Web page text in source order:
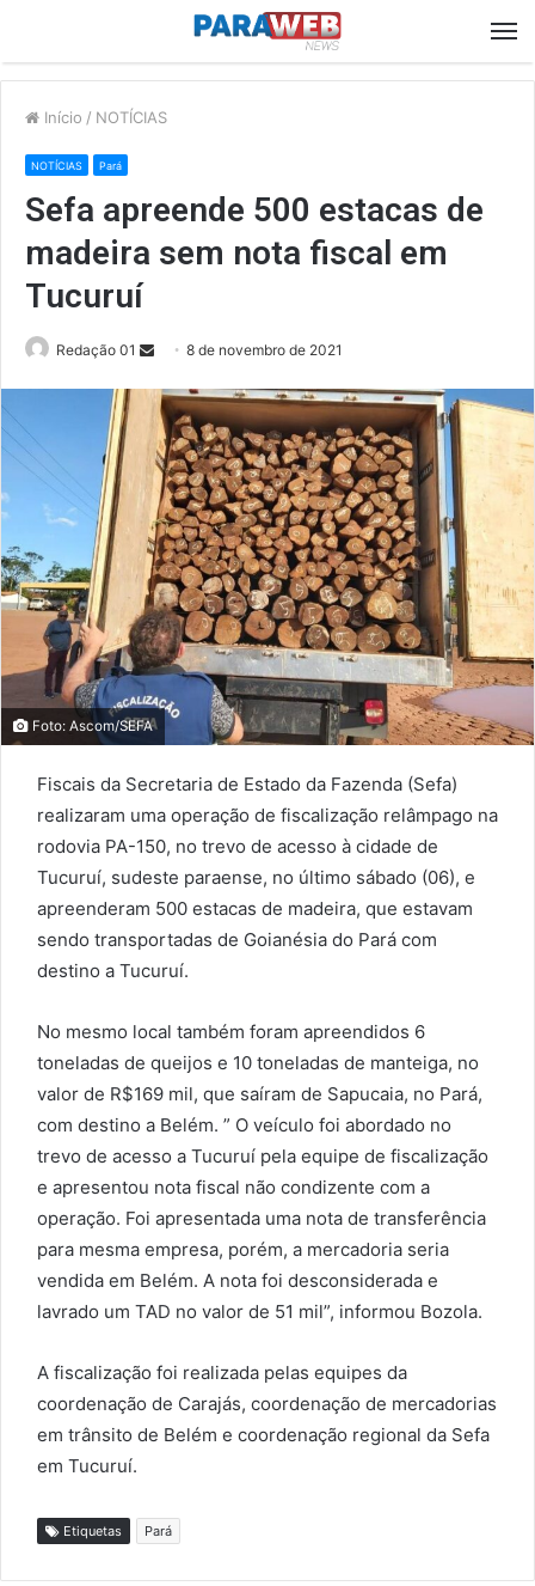
Início / NOTÍCIAS
NOTÍCIAS Pará
Sefa apreende 500 estacas de
madeira sem nota fiscal em
Tucuruí
Redação 01
Send
email
8 de novembro de 2021
Foto: Ascom/SEFA
Fiscais da Secretaria de Estado da Fazenda (Sefa)
realizaram uma operação de fiscalização relâmpago na
rodovia PA-150, no trevo de acesso à cidade de
Tucuruí, sudeste paraense, no último sábado (06), e
apreenderam 500 estacas de madeira, que estavam
sendo transportadas de Goianésia do Pará com
destino a Tucuruí.
No mesmo local também foram apreendidos 6
toneladas de queijos e 10 toneladas de manteiga, no
valor de R$169 mil, que saíram de Sapucaia, no Pará,
com destino a Belém. ” O veículo foi abordado no
trevo de acesso a Tucuruí pela equipe de fiscalização
e apresentou nota fiscal não condizente com a
operação. Foi apresentada uma nota de transferência
para mesma empresa, porém, a mercadoria seria
vendida em Belém. A nota foi desconsiderada e
lavrado um TAD no valor de 51 mil”, informou Bozola.
A fiscalização foi realizada pelas equipes da
coordenação de Carajás, coordenação de mercadorias
em trânsito de Belém e coordenação regional da Sefa
em Tucuruí.
Etiquetas Pará